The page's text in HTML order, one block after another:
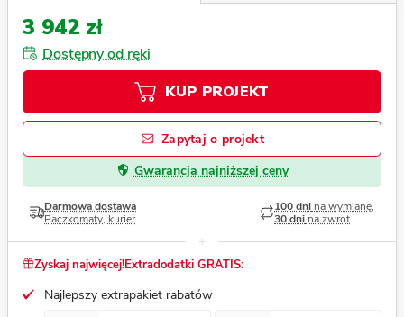
3 942 zł
Dostępny od ręki
KUP PROJEKT
Zapytaj o projekt
Gwarancja najniższej ceny
Darmowa dostawa
Paczkomaty, kurier
100 dni na wymianę,
30 dni na zwrot
Zyskaj najwięcej!Extradodatki GRATIS:
Najlepszy extrapakiet rabatów